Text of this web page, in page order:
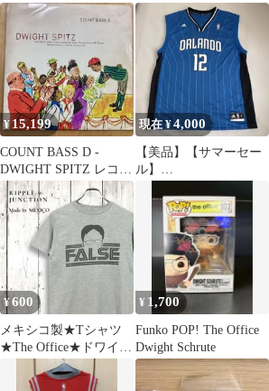
¥ 15,199
COUNT BASS D -
DWIGHT SPITZ レコー
ド
現在 ¥4,000
【美品】【サマーセー
ル】
t Howard
¥600
メキシコ製★Tシャツ
★The Office★ドワイト
★FALSE★海外ドラマ
¥ 1,700
Funko POP! The Office
Dwight Schrute